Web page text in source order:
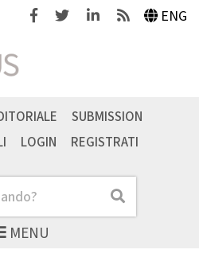
FacebookTwitterLinkedinFeeds ENG
MENU
Cerca
SUBMISSION
LOGIN REGISTRATI